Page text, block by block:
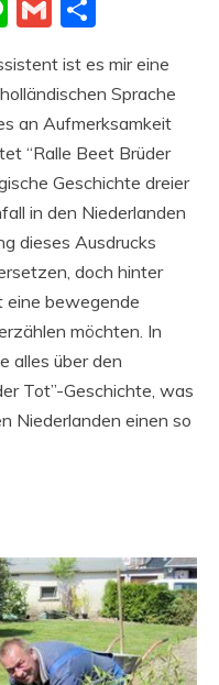
LineGmail
ist es mir eine
Sprache
an Aufmerksamkeit
“Ralle Beet Brüder
Geschichte dreier
in den Niederlanden
dieses Ausdrucks
doch hinter
eine bewegende
möchten. In
alles über den
Tot”-Geschichte, was
Niederlanden einen so